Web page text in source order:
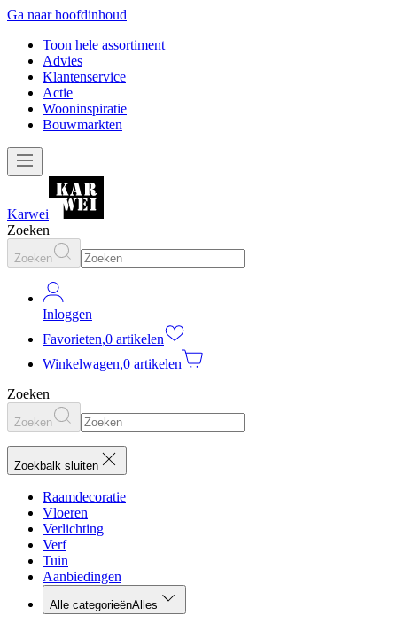
Ga naar hoofdinhoud
Toon hele assortiment
Advies
Klantenservice
Actie
Wooninspiratie
Bouwmarkten
Karwei
Zoeken
Zoeken
Inloggen
Favorieten,0 artikelen
Winkelwagen,0 artikelen
Zoeken
Zoeken
Zoekbalk sluiten
Raamdecoratie
Vloeren
Verlichting
Verf
Tuin
Aanbiedingen
Alle categorieënAlles